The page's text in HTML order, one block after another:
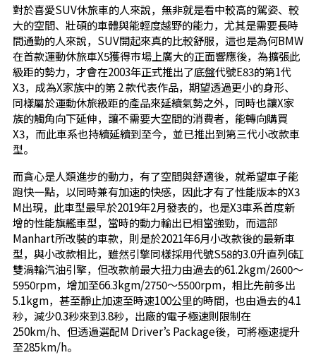
對於喜愛SUV休旅車的人來說，無非就是看中較高的駕姿、較
大的空間、壯碩的車體與能輕度越野的能力，尤其是需要長時
間通勤的人來說，SUV開起來真的比較舒服，這也是為何BMW
在首款運動休旅車X5獲得市場上廣大的正面響應後，為擴張此
級距的勢力，才會在2003年正式推出了底盤代號E83的第1代
X3，成為X家族中的第 2 款代表作品，期望透過更小的身形、
同樣屬於運動休旅級距的產品來延續氣勢之外，同時也讓X家
族的觸角向下延伸，讓不需要大空間的消費者，能轉向購買
X3，而此車系也持續延續到至今，並已推出到第三代小改款車
型。
而貪心是人類進步的動力，有了空間與舒適後，就希望車子能
跑快一點，以同時兼有加速的快感，因此才有了性能版本的X3
M出現，此車型最早於2019年2月發表的，也是X3車系首度新
增的性能旗艦車型，當時的動力輸出已相當強勁，而這部
Manhart所改裝的車款，則是於2021年6月小改款後的最新車
型，與小改款相比，雖然引擎同樣採用代號S58的3.0升直列6缸
雙渦輪汽油引擎，但改款前最大扭力由過去的61.2kgm/2600～
5950rpm，增加至66.3kgm/2750～5500rpm，相比先前多出
5.1kgm，甚至靜止加速至時速100公里的時間，也由過去的4.1
秒，減少0.3秒來到3.8秒，出廠的電子極速則限制在
250km/h、但透過選配M Driver’s Package後，可將極速提升
至285km/h。